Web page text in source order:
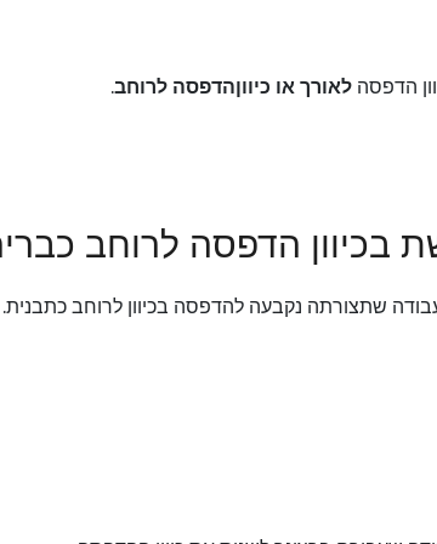
הדפסהלאורך או כיווןהדפסה לרוחב.
בכיוון הדפסה לרוחב
שתצורתה נקבעה להדפסה בכיוון לרוחב